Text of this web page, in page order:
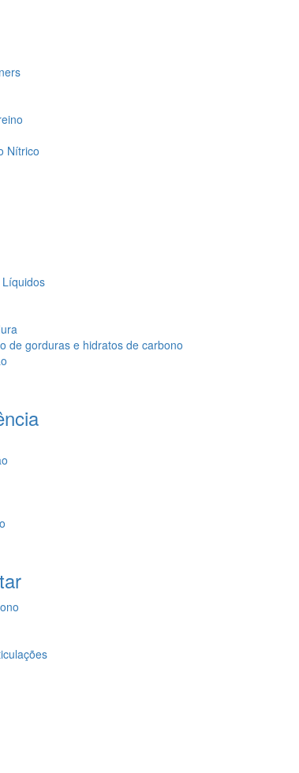
Nítrico
de gorduras e hidratos de carbono